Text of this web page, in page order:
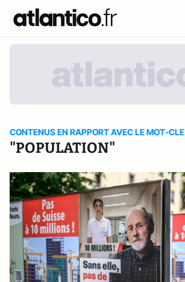
CONTENUS EN RAPPORT AVEC LE MOT-CLE
"POPULATION"